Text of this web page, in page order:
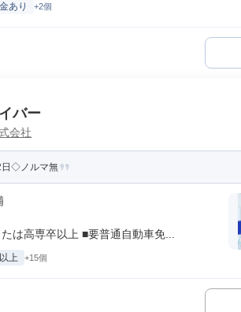
あり +2個
バー
会社
◇ノルマ無
は高専卒以上 ■要普通自動車免...
上 +15個